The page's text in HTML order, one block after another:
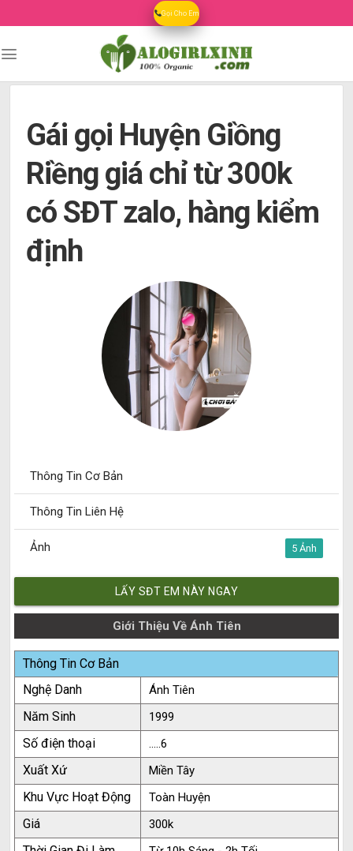
to
Gọi Cho Em
Gái gọi Huyện Giồng
Riềng giá chỉ từ 300k
có SĐT zalo, hàng kiểm
định
Thông Tin Cơ Bản
Thông Tin Liên Hệ
5
Ảnh
LẤY SĐT EM NÀY NGAY
Giới Thiệu Về Ánh Tiên
Thông Tin Cơ Bản
Nghệ Danh
Ánh Tiên
Năm Sinh 1999
Số điện thoại .....6
Xuất Xứ Miền Tây
Khu Vực Hoạt Động Toàn Huyện
Giá 300k